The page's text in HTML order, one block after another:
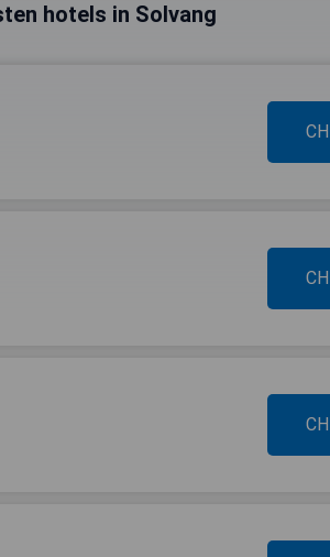
hotels in Solvang